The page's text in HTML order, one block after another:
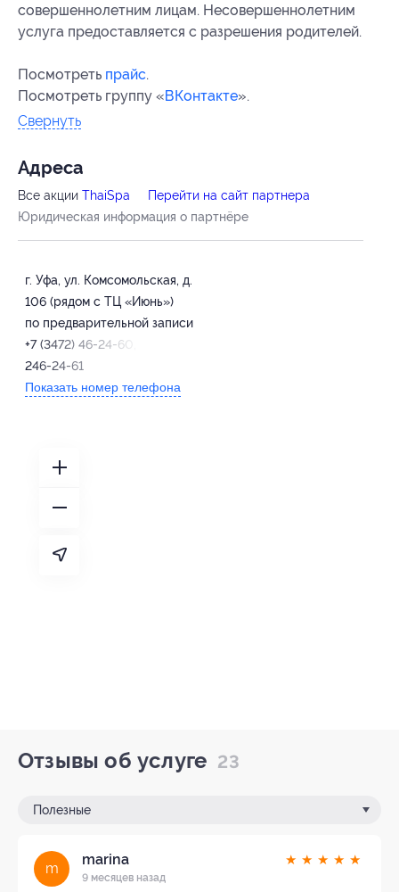
совершеннолетним лицам. Несовершеннолетним
услуга предоставляется с разрешения родителей.
Посмотреть прайс.
Посмотреть группу «ВКонтакте».
Свернуть
Адресa
Все акции ThaiSpa
Перейти на сайт партнера
Юридическая информация о партнёре
г. Уфа, ул. Комсомольская, д.
106 (рядом с ТЦ «Июнь»)
по предварительной записи
+7 (3472) 46-24-60, +7 (987)
246-24-61
Показать номер телефона
Отзывы об услуге 23
Полезные
m
marina
9 месяцев назад
★ ★ ★ ★ ★